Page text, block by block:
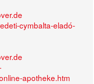
cymbalta-eladó-
apotheke.htm